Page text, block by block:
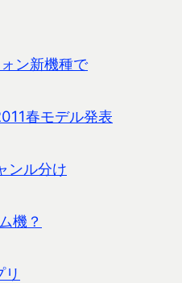
ン新機種で
春モデル発表
ンル分け
機？
リ